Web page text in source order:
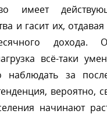
имеет
и гасит их,
дохода.
всё-таки
за
вероятно,
начинают